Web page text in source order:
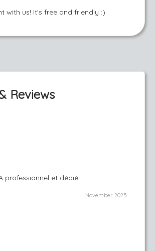
with us! It's free and friendly :)
Reviews
professionnel et dédié!
November 2025